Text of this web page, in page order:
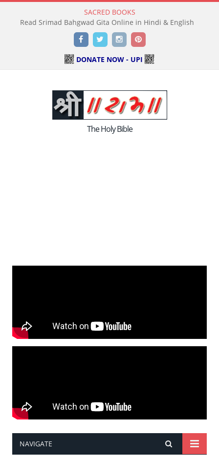
SACRED BOOKS
Read Srimad Bahgwad Gita Online in Hindi & English
FacebookTwitterInstagramPinterest
DONATE NOW - UPI
The Holy Bible
NAVIGATE